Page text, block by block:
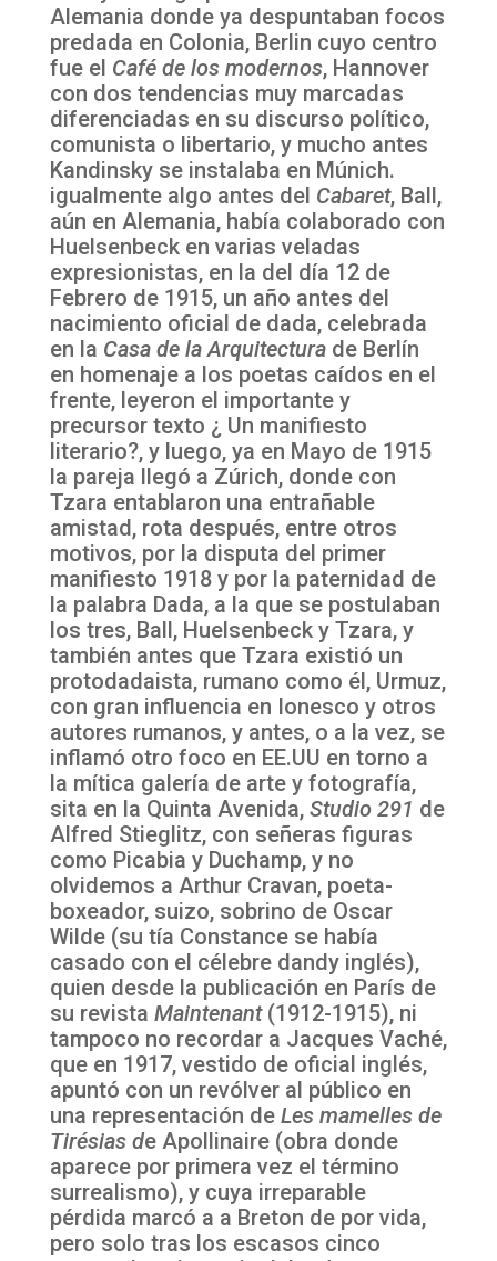
Alemania donde ya despuntaban focos
predada en Colonia, Berlin cuyo centro
fue el Café de los modernos, Hannover
con dos tendencias muy marcadas
diferenciadas en su discurso político,
comunista o libertario, y mucho antes
Kandinsky se instalaba en Múnich.
igualmente algo antes del Cabaret, Ball,
aún en Alemania, había colaborado con
Huelsenbeck en varias veladas
expresionistas, en la del día 12 de
Febrero de 1915, un año antes del
nacimiento oficial de dada, celebrada
en la Casa de la Arquitecturade Berlín
en homenaje a los poetas caídos en el
frente, leyeron el importante y
precursor texto ¿ Un manifiesto
literario?, y luego, ya en Mayo de 1915
la pareja llegó a Zúrich, donde con
Tzara entablaron una entrañable
amistad, rota después, entre otros
motivos, por la disputa del primer
manifiesto 1918 y por la paternidad de
la palabra Dada, a la que se postulaban
los tres, Ball, Huelsenbeck y Tzara, y
también antes que Tzara existió un
protodadaista, rumano como él, Urmuz,
con gran influencia en Ionesco y otros
autores rumanos, y antes, o a la vez, se
inflamó otro foco en EE.UU en torno a
la mítica galería de arte y fotografía,
sita en la Quinta Avenida, Studio 291 de
Alfred Stieglitz, con señeras figuras
como Picabia y Duchamp, y no
olvidemos a Arthur Cravan, poeta-
boxeador, suizo, sobrino de Oscar
Wilde (su tía Constance se había
casado con el célebre dandy inglés),
quien desde la publicación en París de
su revista Maintenant (1912-1915), ni
tampoco no recordar a Jacques Vaché,
que en 1917, vestido de oficial inglés,
apuntó con un revólver al público en
una representación deLes mamelles de
Tirésias de Apollinaire (obra donde
aparece por primera vez el término
surrealismo), y cuya irreparable
pérdida marcó a a Breton de por vida,
pero solo tras los escasos cinco